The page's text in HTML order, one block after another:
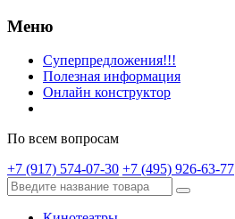
Меню
Суперпредложения!!!
Полезная информация
Онлайн конструктор
По всем вопросам
+7 (917) 574-07-30 +7 (495) 926-63-77